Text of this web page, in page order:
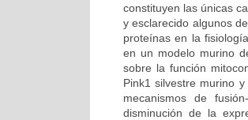
constituyen las únicas
y esclarecido algunos
proteínas en la
en un modelo murino
sobre la función
Pink1 silvestre murino
mecanismos de
disminución de la